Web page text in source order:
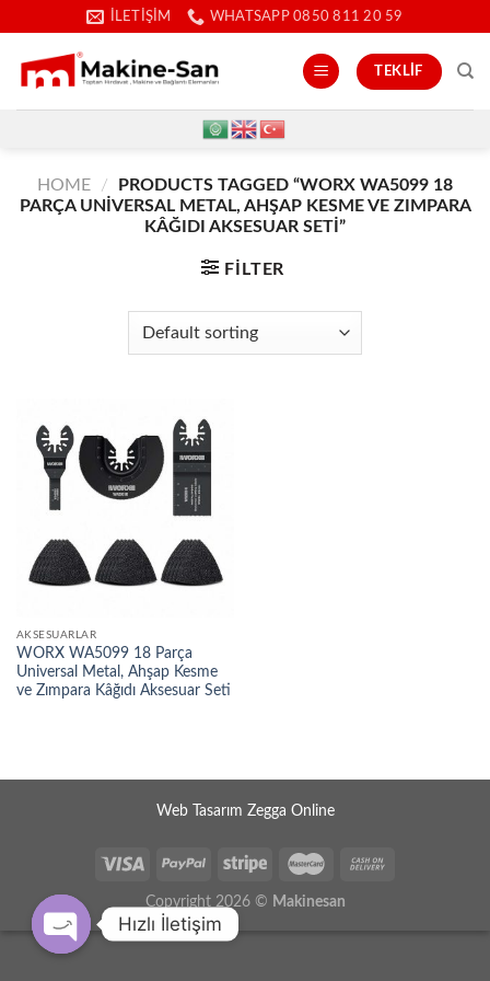
İLETIŞIM WHATSAPP 0850 811 20 59
TEKLIF
HOME /
PRODUCTS TAGGED “WORX WA5099 18
PARÇA UNIVERSAL METAL, AHŞAP KESME VE ZIMPARA
KÂĞIDI AKSESUAR SETI”
FILTER
AKSESUARLAR
WORX WA5099 18 Parça
Universal Metal, Ahşap Kesme
ve Zımpara Kâğıdı Aksesuar Seti
Web Tasarım Zegga Online
Copyright 2026 © Makinesan
Hızlı İletişim